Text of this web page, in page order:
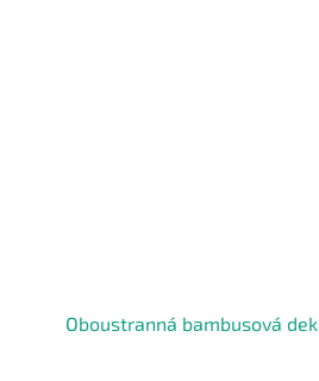
Oboustranná bambusová